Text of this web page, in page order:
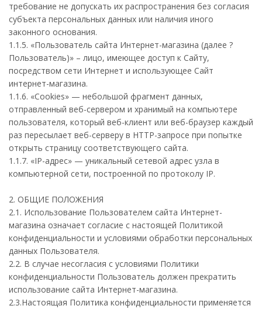
требование не допускать их распространения без согласия
субъекта персональных данных или наличия иного
законного основания.
1.1.5. «Пользователь сайта Интернет-магазина (далее ?
Пользователь)» – лицо, имеющее доступ к Сайту,
посредством сети Интернет и использующее Сайт
интернет-магазина.
1.1.6. «Cookies» — небольшой фрагмент данных,
отправленный веб-сервером и хранимый на компьютере
пользователя, который веб-клиент или веб-браузер каждый
раз пересылает веб-серверу в HTTP-запросе при попытке
открыть страницу соответствующего сайта.
1.1.7. «IP-адрес» — уникальный сетевой адрес узла в
компьютерной сети, построенной по протоколу IP.
2. ОБЩИЕ ПОЛОЖЕНИЯ
2.1. Использование Пользователем сайта Интернет-
магазина означает согласие с настоящей Политикой
конфиденциальности и условиями обработки персональных
данных Пользователя.
2.2. В случае несогласия с условиями Политики
конфиденциальности Пользователь должен прекратить
использование сайта Интернет-магазина.
2.3.Настоящая Политика конфиденциальности применяется